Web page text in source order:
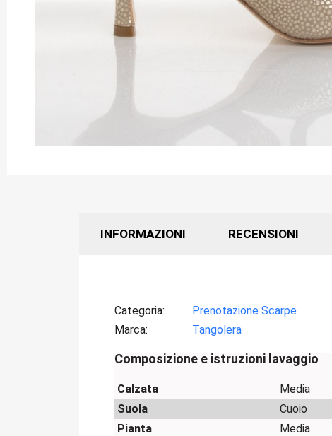
INFORMAZIONI RECENSIONI
Categoria
Prenotazione Scarpe
Marca
Tangolera
Composizione e istruzioni lavaggio
Calzata
Media
Suola
Cuoio
Pianta
Media